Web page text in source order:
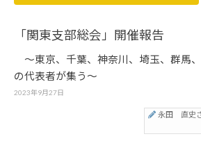
「関東支部総会」開催報告
～東京、千葉、神奈川、埼玉、群馬
の代表者が集う～
2023年9月27日
永田 直史